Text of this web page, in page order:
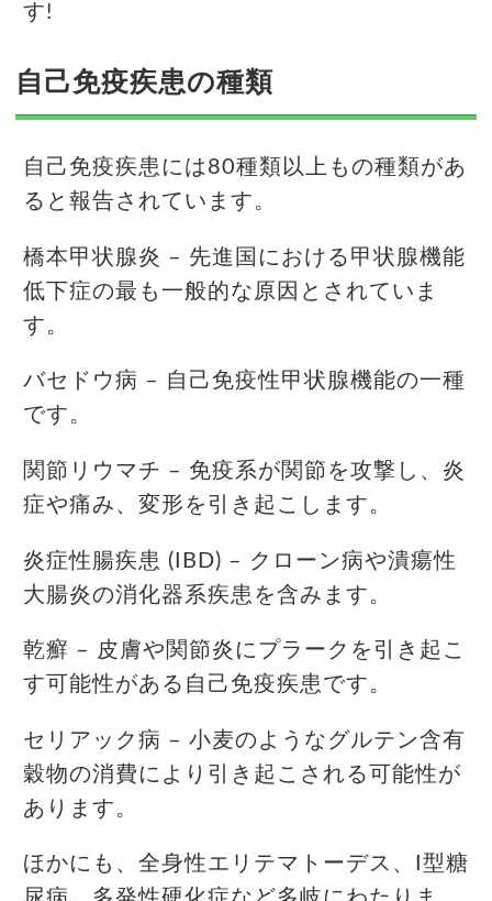
す!
自己免疫疾患の種類
自己免疫疾患には80種類以上もの種類があ
ると報告されています。
橋本甲状腺炎 – 先進国における甲状腺機能
低下症の最も一般的な原因とされていま
す。
バセドウ病 – 自己免疫性甲状腺機能の一種
です。
関節リウマチ – 免疫系が関節を攻撃し、炎
症や痛み、変形を引き起こします。
炎症性腸疾患 (IBD) – クローン病や潰瘍性
大腸炎の消化器系疾患を含みます。
乾癬 – 皮膚や関節炎にプラークを引き起こ
す可能性がある自己免疫疾患です。
セリアック病 – 小麦のようなグルテン含有
穀物の消費により引き起こされる可能性が
あります。
ほかにも、全身性エリテマトーデス、I型糖